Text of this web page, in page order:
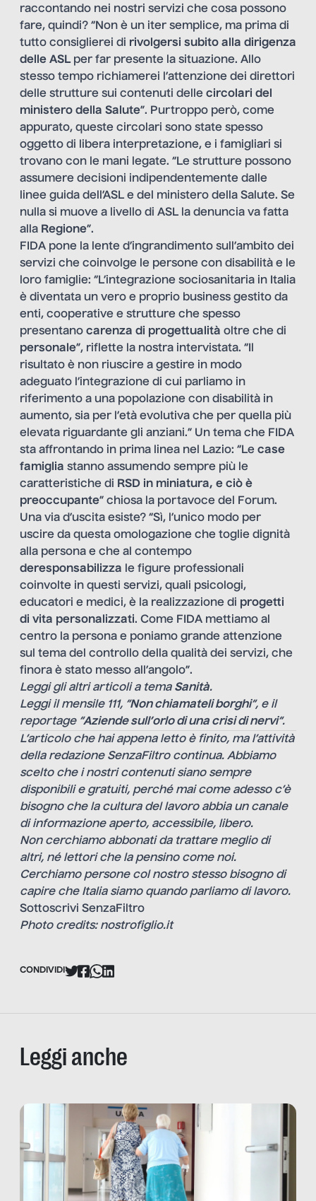
raccontando nei nostri servizi che cosa possono
fare, quindi? “Non è un iter semplice, ma prima di
tutto consiglierei di rivolgersi subito alla dirigenza
delle ASLper far presente la situazione. Allo
stesso tempo richiamerei l’attenzione dei direttori
delle strutture sui contenuti delle circolari del
ministero della Salute”. Purtroppo però, come
appurato, queste circolari sono state spesso
oggetto di libera interpretazione, e i famigliari si
trovano con le mani legate. “Le strutture possono
assumere decisioni indipendentemente dalle
linee guida dell’ASL e del ministero della Salute. Se
nulla si muove a livello di ASL la denuncia va fatta
alla Regione”.
FIDA pone la lente d’ingrandimento sull’ambito dei
servizi che coinvolge le persone con disabilità e le
loro famiglie: “L’integrazione sociosanitaria in Italia
è diventata un vero e proprio business gestito da
enti, cooperative e strutture che spesso
presentano carenza di progettualità oltre che di
personale”, riflette la nostra intervistata. “Il
risultato è non riuscire a gestire in modo
adeguato l’integrazione di cui parliamo in
riferimento a una popolazione con disabilità in
aumento, sia per l’età evolutiva che per quella più
elevata riguardante gli anziani.” Un tema che FIDA
sta affrontando in prima linea nel Lazio: “Le case
famiglia stanno assumendo sempre più le
caratteristiche di RSD in miniatura, e ciò è
preoccupante” chiosa la portavoce del Forum.
Una via d’uscita esiste? “Sì, l’unico modo per
uscire da questa omologazione che toglie dignità
alla persona e che al contempo
deresponsabilizza le figure professionali
coinvolte in questi servizi, quali psicologi,
educatori e medici, è la realizzazione di progetti
di vita personalizzati. Come FIDA mettiamo al
centro la persona e poniamo grande attenzione
sul tema del controllo della qualità dei servizi, che
finora è stato messo all’angolo”.
Leggi gli altri articoli a tema Sanità.
Leggi il mensile 111, “Non chiamateli borghi“, e il
reportage “Aziende sull’orlo di una crisi di nervi“.
L’articolo che hai appena letto è finito, ma l’attività
della redazione SenzaFiltro continua. Abbiamo
scelto che i nostri contenuti siano sempre
disponibili e gratuiti, perché mai come adesso c’è
bisogno che la cultura del lavoro abbia un canale
di informazione aperto, accessibile, libero.
Non cerchiamo abbonati da trattare meglio di
altri, né lettori che la pensino come noi.
Cerchiamo persone col nostro stesso bisogno di
capire che Italia siamo quando parliamo di lavoro.
Sottoscrivi SenzaFiltro
Photo credits: nostrofiglio.it
CONDIVIDI
Leggi anche